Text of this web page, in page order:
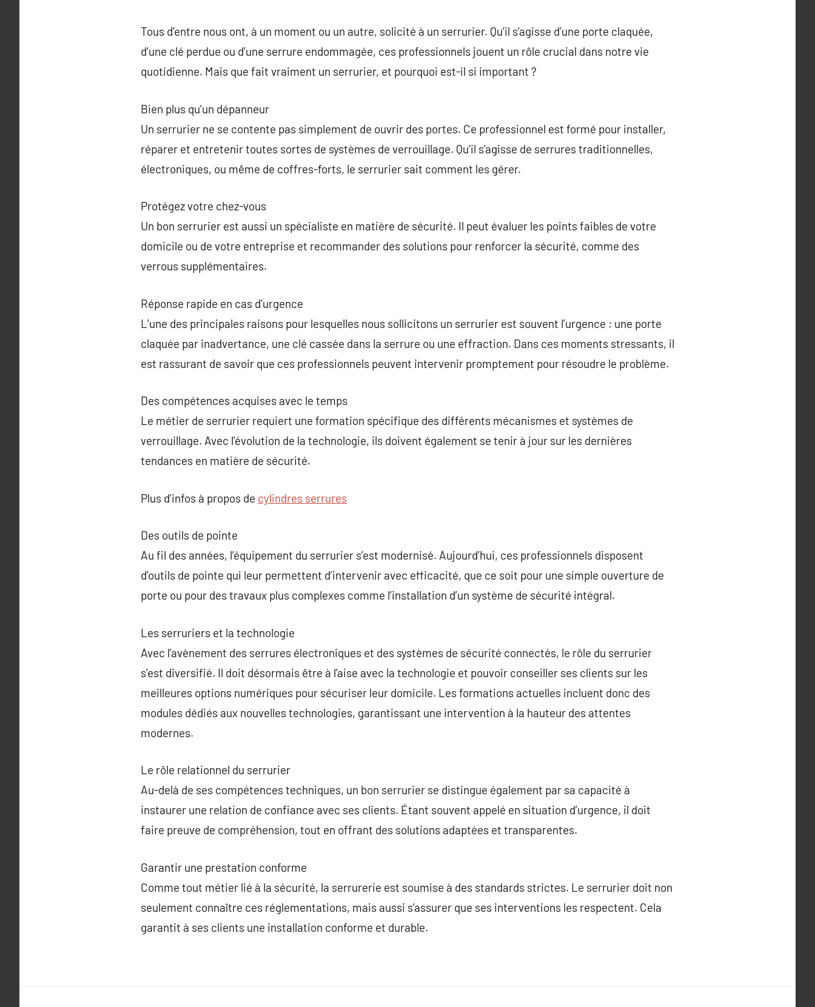
Tous d’entre nous ont, à un moment ou un autre, solicité à un serrurier. Qu’il s’agisse d’une porte claquée,
d’une clé perdue ou d’une serrure endommagée, ces professionnels jouent un rôle crucial dans notre vie
quotidienne. Mais que fait vraiment un serrurier, et pourquoi est-il si important ?
Bien plus qu’un dépanneur
Un serrurier ne se contente pas simplement de ouvrir des portes. Ce professionnel est formé pour installer,
réparer et entretenir toutes sortes de systèmes de verrouillage. Qu’il s’agisse de serrures traditionnelles,
électroniques, ou même de coffres-forts, le serrurier sait comment les gérer.
Protégez votre chez-vous
Un bon serrurier est aussi un spécialiste en matière de sécurité. Il peut évaluer les points faibles de votre
domicile ou de votre entreprise et recommander des solutions pour renforcer la sécurité, comme des
verrous supplémentaires.
Réponse rapide en cas d’urgence
L’une des principales raisons pour lesquelles nous sollicitons un serrurier est souvent l’urgence : une porte
claquée par inadvertance, une clé cassée dans la serrure ou une effraction. Dans ces moments stressants, il
est rassurant de savoir que ces professionnels peuvent intervenir promptement pour résoudre le problème.
Des compétences acquises avec le temps
Le métier de serrurier requiert une formation spécifique des différents mécanismes et systèmes de
verrouillage. Avec l’évolution de la technologie, ils doivent également se tenir à jour sur les dernières
tendances en matière de sécurité.
Plus d’infos à propos de cylindres serrures
Des outils de pointe
Au fil des années, l’équipement du serrurier s’est modernisé. Aujourd’hui, ces professionnels disposent
d’outils de pointe qui leur permettent d’intervenir avec efficacité, que ce soit pour une simple ouverture de
porte ou pour des travaux plus complexes comme l’installation d’un système de sécurité intégral.
Les serruriers et la technologie
Avec l’avènement des serrures électroniques et des systèmes de sécurité connectés, le rôle du serrurier
s’est diversifié. Il doit désormais être à l’aise avec la technologie et pouvoir conseiller ses clients sur les
meilleures options numériques pour sécuriser leur domicile. Les formations actuelles incluent donc des
modules dédiés aux nouvelles technologies, garantissant une intervention à la hauteur des attentes
modernes.
Le rôle relationnel du serrurier
Au-delà de ses compétences techniques, un bon serrurier se distingue également par sa capacité à
instaurer une relation de confiance avec ses clients. Étant souvent appelé en situation d’urgence, il doit
faire preuve de compréhension, tout en offrant des solutions adaptées et transparentes.
Garantir une prestation conforme
Comme tout métier lié à la sécurité, la serrurerie est soumise à des standards strictes. Le serrurier doit non
seulement connaître ces réglementations, mais aussi s’assurer que ses interventions les respectent. Cela
garantit à ses clients une installation conforme et durable.